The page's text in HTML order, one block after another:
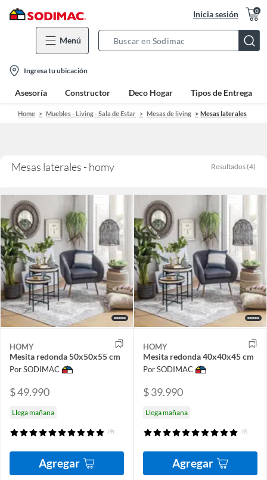
Inicia sesión 0
Menú
Bar
location-
icon
Ingresa tu ubicación
Asesoría Constructor Deco Hogar Tipos de Entrega
Home Muebles - Living - Sala de Estar Mesas de living Mesas laterales
Mesas laterales - homy Resultados (4)
HOMY
Mesita redonda 50x50x55 cm
Por SODIMAC
$ 49.990
Llega mañana
(9)
Agregar
HOMY
Mesita redonda 40x40x45 cm
Por SODIMAC
$ 39.990
Llega mañana
(9)
Agregar